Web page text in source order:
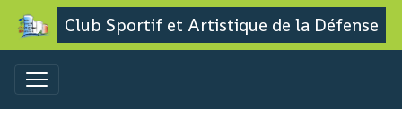
Club Sportif et Artistique de la Défense